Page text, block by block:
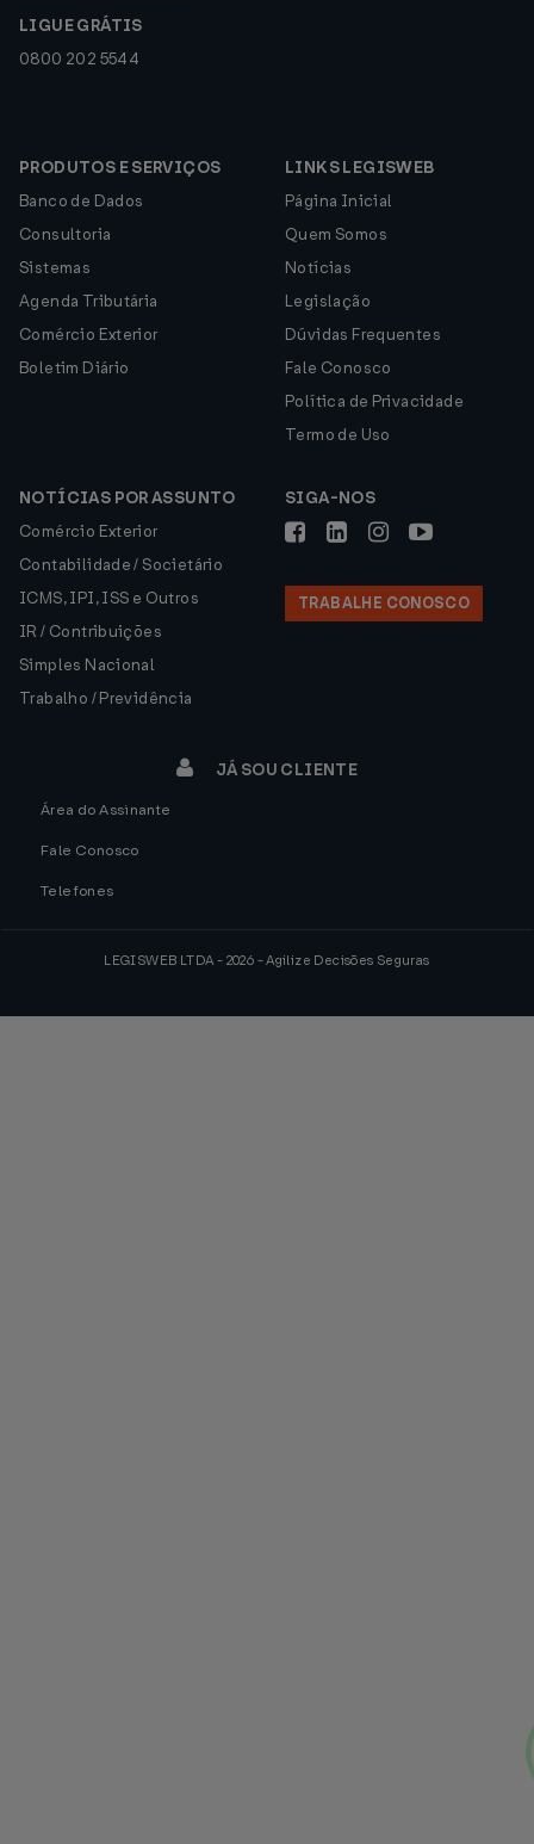
LIGUE GRÁTIS
0800 202 5544
PRODUTOS E SERVIÇOS
Banco de Dados
Consultoria
Sistemas
Agenda Tributária
Comércio Exterior
Boletim Diário
LINKS LEGISWEB
Página Inicial
Quem Somos
Notícias
Legislação
Dúvidas Frequentes
Fale Conosco
Política de Privacidade
Termo de Uso
NOTÍCIAS POR ASSUNTO
Comércio Exterior
Contabilidade / Societário
ICMS, IPI, ISS e Outros
IR / Contribuições
Simples Nacional
Trabalho / Previdência
SIGA-NOS
TRABALHE CONOSCO
JÁ SOU CLIENTE
Área do Assinante
Fale Conosco
Telefones
LEGISWEB LTDA - 2026 - Agilize Decisões Seguras